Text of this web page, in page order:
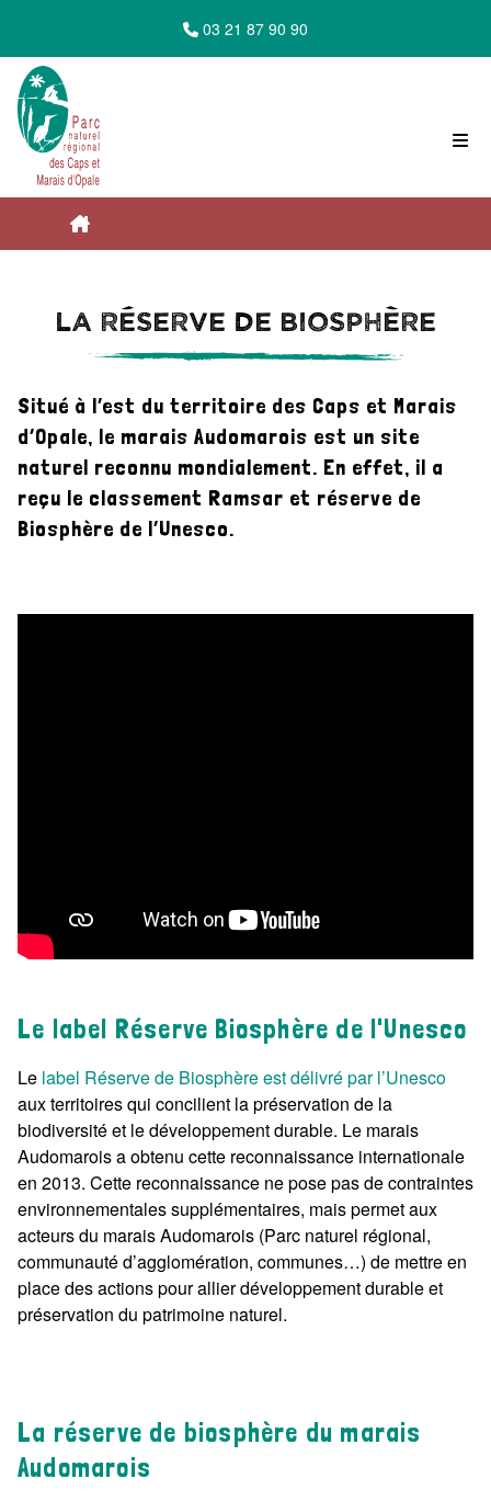
03 21 87 90 90
et Marais d'Opale
Le Parc en action
Protéger le marais Audomarois
La réserve de biosphère
La réserve de biosphère
Situé à l’est du territoire des Caps et Marais
d’Opale, le marais Audomarois est un site
naturel reconnu mondialement. En effet, il a
reçu le classement Ramsar et réserve de
Biosphère de l’Unesco.
Le label Réserve Biosphère de l'Unesco
Le label Réserve de Biosphère est délivré par l’Unesco
aux territoires qui concilient la préservation de la
biodiversité et le développement durable. Le marais
Audomarois a obtenu cette reconnaissance internationale
en 2013. Cette reconnaissance ne pose pas de contraintes
environnementales supplémentaires, mais permet aux
acteurs du marais Audomarois (Parc naturel régional,
communauté d’agglomération, communes…) de mettre en
place des actions pour allier développement durable et
préservation du patrimoine naturel.
La réserve de biosphère du marais
Audomarois